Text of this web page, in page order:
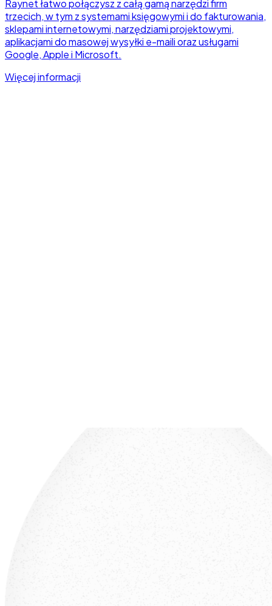
Raynet łatwo połączysz z całą gamą narzędzi firm
trzecich, w tym z systemami księgowymi i do fakturowania,
sklepami internetowymi, narzędziami projektowymi,
aplikacjami do masowej wysyłki e-maili oraz usługami
Google, Apple i Microsoft.
Więcej informacji